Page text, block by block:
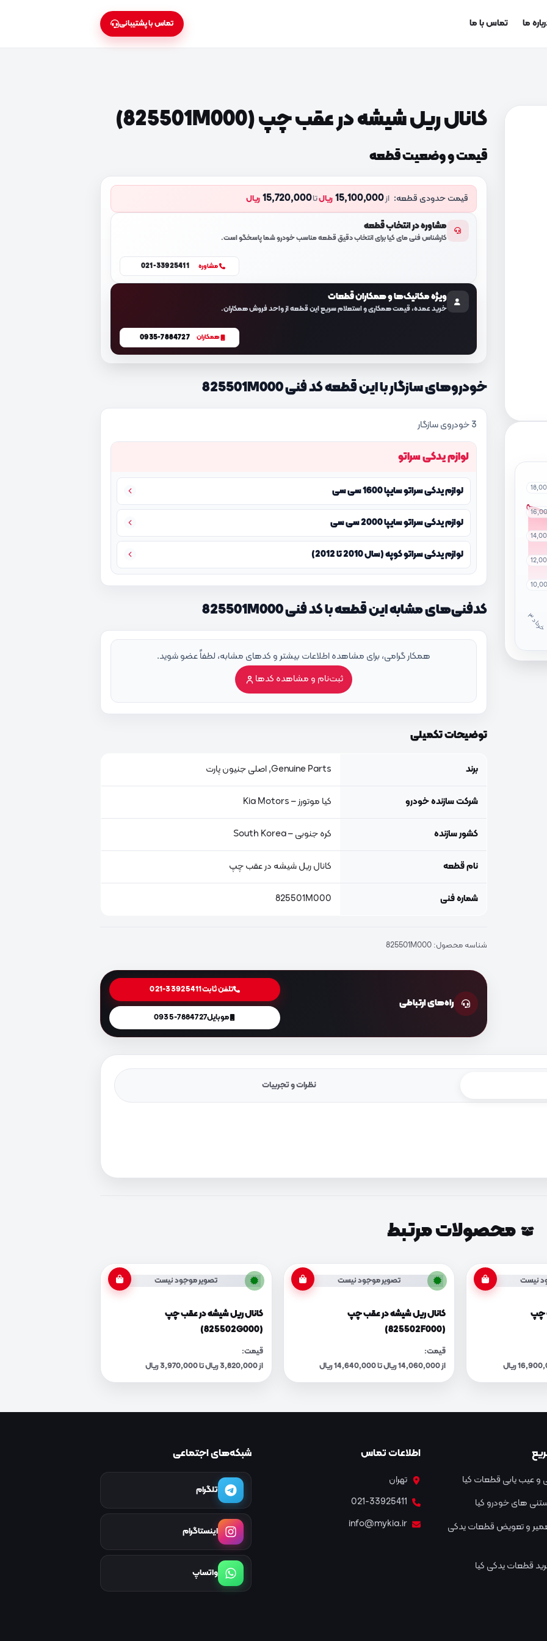
ما تماس با ما تماس با پشتیبانی
خ
ر
داد
۳
کانال ریل شیشه در عقب چپ (825501M000)
قیمت و وضعیت قطعه
قیمت حدودی قطعه: از15,100,000 ریالتا15,720,000ریال
مشاوره در انتخاب قطعه
کارشناس فنی مای کیا برای انتخاب دقیق قطعه مناسب خودرو شما پاسخگو است.
مشاوره 021-33925411
ویژه مکانیک‌ها و همکاران قطعات
خرید عمده، قیمت همکاری و استعلام سریع این قطعه از واحد فروش همکاران.
همکاران 0935-7884727
خودروهای سازگار با این قطعه کد فنی 825501M000
3 خودروی سازگار
لوازم یدکی سراتو
لوازم یدکی سراتو سایپا 1600 سی سی
لوازم یدکی سراتو سایپا 2000 سی سی
لوازم یدکی سراتو کوپه (سال 2010 تا 2012)
کدفنی‌های مشابه این قطعه با کد فنی 825501M000
همکار گرامی، برای مشاهده اطلاعات بیشتر و کدهای مشابه، لطفاً عضو شوید.
ثبت‌نام و مشاهده کدها
توضیحات تکمیلی
برند Genuine Parts, اصلی جنیون پارت
شرکت سازنده خودرو کیا موتورز – Kia Motors
کشور سازنده کره جنوبی – South Korea
نام قطعه کانال ریل شیشه در عقب چپ
شماره فنی 825501M000
شناسه محصول:825501M000
راه‌های ارتباطی
تلفن ثابت021-33925411
موبایل0935-7884727
نظرات و تجربیات
محصولات مرتبط
نیست
چپ
تصویر موجود نیست
کانال ریل شیشه در عقب چپ
(825502F000)
قیمت:
از 14,060,000 ریال تا 14,640,000 ریال
تصویر موجود نیست
کانال ریل شیشه در عقب چپ
(825502G000)
قیمت:
از 3,820,000 ریال تا 3,970,000 ریال
و عیب یابی قطعات کیا
های خودرو کیا
و تعویض قطعات یدکی
قطعات یدکی کیا
اطلاعات تماس
تهران
021-33925411
info@mykia.ir
شبکه‌های اجتماعی
تلگرام
اینستاگرام
واتساپ